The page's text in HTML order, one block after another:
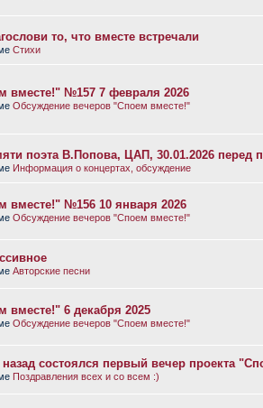
то, что вместе встречали
Стихи
вместе!" №157 7 февраля 2026
Обсуждение вечеров "Споем вместе!"
поэта В.Попова, ЦАП, 30.01.2026 перед
Информация о концертах, обсуждение
вместе!" №156 10 января 2026
Обсуждение вечеров "Споем вместе!"
Авторские песни
вместе!" 6 декабря 2025
Обсуждение вечеров "Споем вместе!"
назад состоялся первый вечер проекта
Поздравления всех и со всем :)